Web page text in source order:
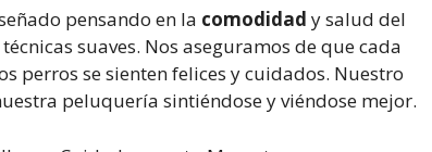
pensando en la comodidad y salud del
suaves. Nos aseguramos de que cada
perros se sienten felices y cuidados. Nuestro
peluquería sintiéndose y viéndose mejor.